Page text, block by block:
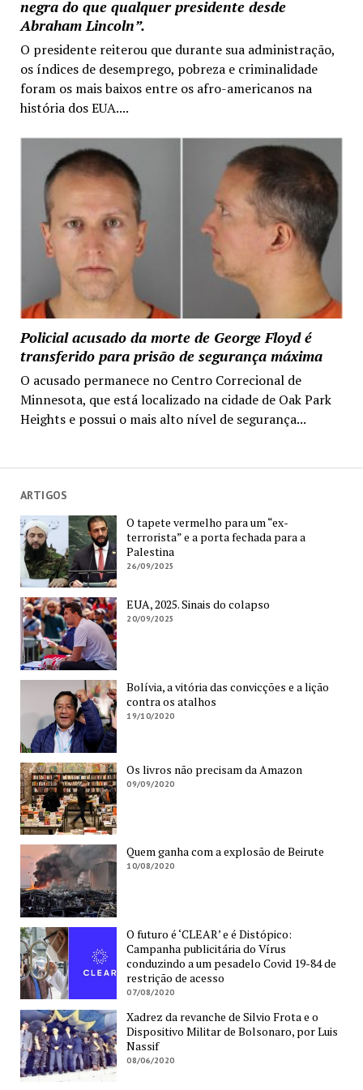
negra do que qualquer presidente desde
Abraham Lincoln”.
O presidente reiterou que durante sua administração,
os índices de desemprego, pobreza e criminalidade
foram os mais baixos entre os afro-americanos na
história dos EUA....
Policial acusado da morte de George Floyd é
transferido para prisão de segurança máxima
O acusado permanece no Centro Correcional de
Minnesota, que está localizado na cidade de Oak Park
Heights e possui o mais alto nível de segurança...
ARTIGOS
O tapete vermelho para um “ex-
terrorista” e a porta fechada para a
Palestina
26/09/2025
EUA, 2025. Sinais do colapso
20/09/2025
Bolívia, a vitória das convicções e a lição
contra os atalhos
19/10/2020
Os livros não precisam da Amazon
09/09/2020
Quem ganha com a explosão de Beirute
10/08/2020
O futuro é ‘CLEAR’ e é Distópico:
Campanha publicitária do Vírus
conduzindo a um pesadelo Covid 19-84 de
restrição de acesso
07/08/2020
Xadrez da revanche de Silvio Frota e o
Dispositivo Militar de Bolsonaro, por Luis
Nassif
08/06/2020